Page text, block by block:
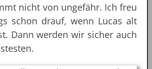
nicht von ungefähr. Ich freu
schon drauf, wenn Lucas alt
Dann werden wir sicher auch